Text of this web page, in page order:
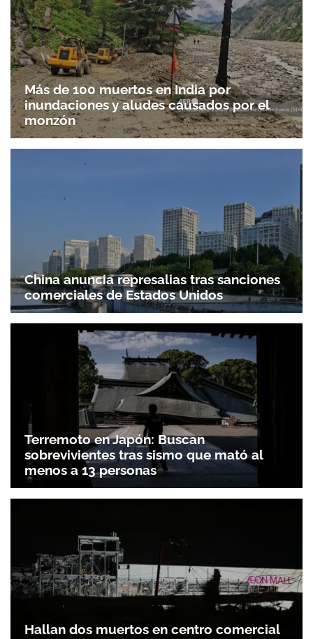
Más de 100 muertos en India por
inundaciones y aludes causados por el
monzón
China anuncia represalias tras sanciones
comerciales de Estados Unidos
Terremoto en Japón: Buscan
sobrevivientes tras sismo que mató al
menos a 13 personas
Hallan dos muertos en centro comercial